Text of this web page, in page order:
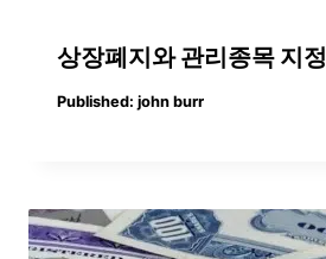
상장폐지와 관리종목 지정
Published: john burr